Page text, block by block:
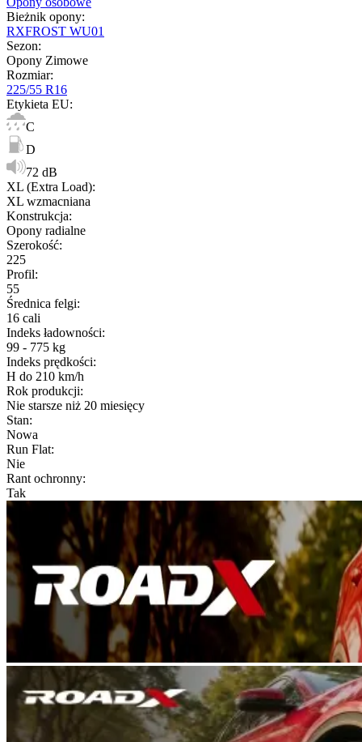
Bieżnik opony:
RXFROST WU01
Sezon:
Opony Zimowe
Rozmiar:
225/55 R16
Etykieta EU:
C
D
72 dB
XL (Extra Load):
XL wzmacniana
Konstrukcja:
Opony radialne
Szerokość:
225
Profil:
55
Średnica felgi:
16 cali
Indeks ładowności:
99 - 775 kg
Indeks prędkości:
H do 210 km/h
Rok produkcji:
Nie starsze niż 20 miesięcy
Stan:
Nowa
Run Flat:
Nie
Rant ochronny:
Tak